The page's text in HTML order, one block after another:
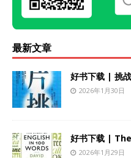
最新文章
好书下载 | 挑
2026年1月30日
好书下载 |
2026年1月29日